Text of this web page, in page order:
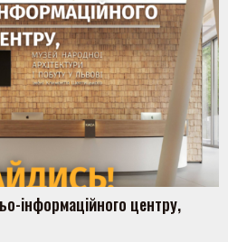
інформаційного центру,